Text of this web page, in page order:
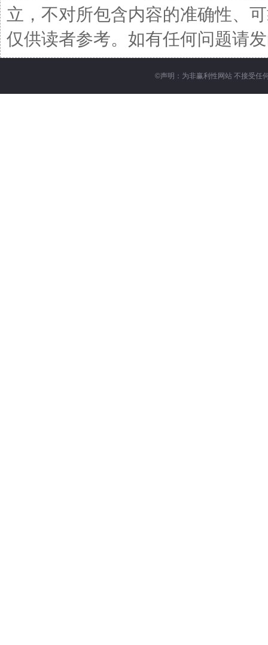
立，不对所包含内容的准确性、
仅供读者参考。如有任何问题请
©声明：为非赢利性网站 不接受任